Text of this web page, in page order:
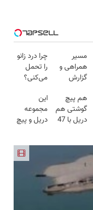
مسیر
همراهی و
گزارش
گروه اسنپ
در ۱۴۰۴
چرا درد زانو
را تحمل
می‌کنی؟
درمنزل
درمانش کن
هم پیچ
گوشتی هم
دریل با 47
بخرش!🔥
این
مجموعه
دریل و پیچ
نصف قیمت
بخر!😉